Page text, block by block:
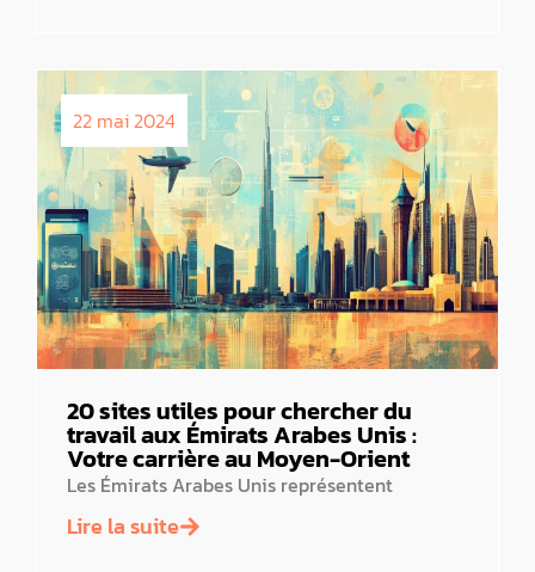
22 mai 2024
20 sites utiles pour chercher du
travail aux Émirats Arabes Unis :
Votre carrière au Moyen-Orient
Les Émirats Arabes Unis représentent
Lire la suite